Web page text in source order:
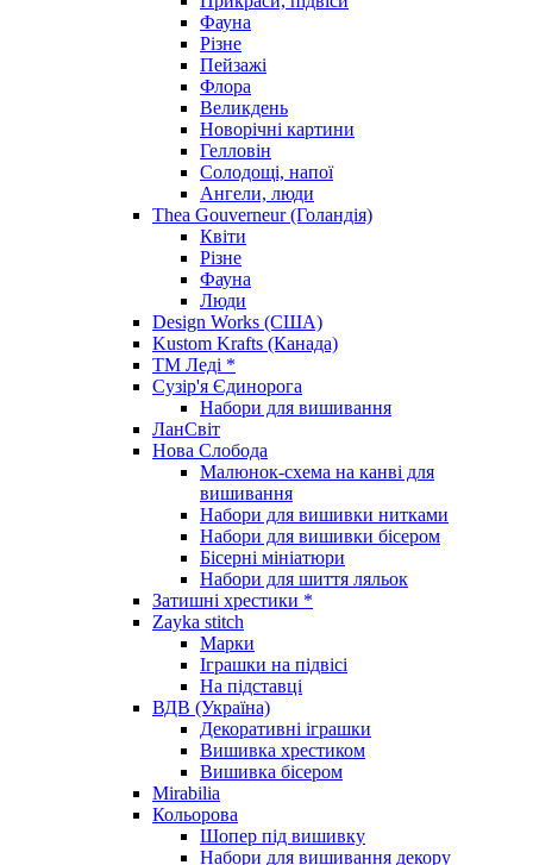
Фауна
Різне
Пейзажі
Флора
Великдень
Новорічні картини
Гелловін
Солодощі, напої
Ангели, люди
Thea Gouverneur (Голандія)
Квіти
Різне
Фауна
Люди
Design Works (США)
Kustom Krafts (Канада)
ТМ Леді *
Сузір'я Єдинорога
Набори для вишивання
ЛанСвіт
Нова Слобода
Малюнок-схема на канві для
вишивання
Набори для вишивки нитками
Набори для вишивки бісером
Бісерні мініатюри
Набори для шиття ляльок
Затишні хрестики *
Zayka stitch
Марки
Іграшки на підвісі
На підставці
ВДВ (Україна)
Декоративні іграшки
Вишивка хрестиком
Вишивка бісером
Mirabilia
Кольорова
Шопер під вишивку
Набори для вишивання декору